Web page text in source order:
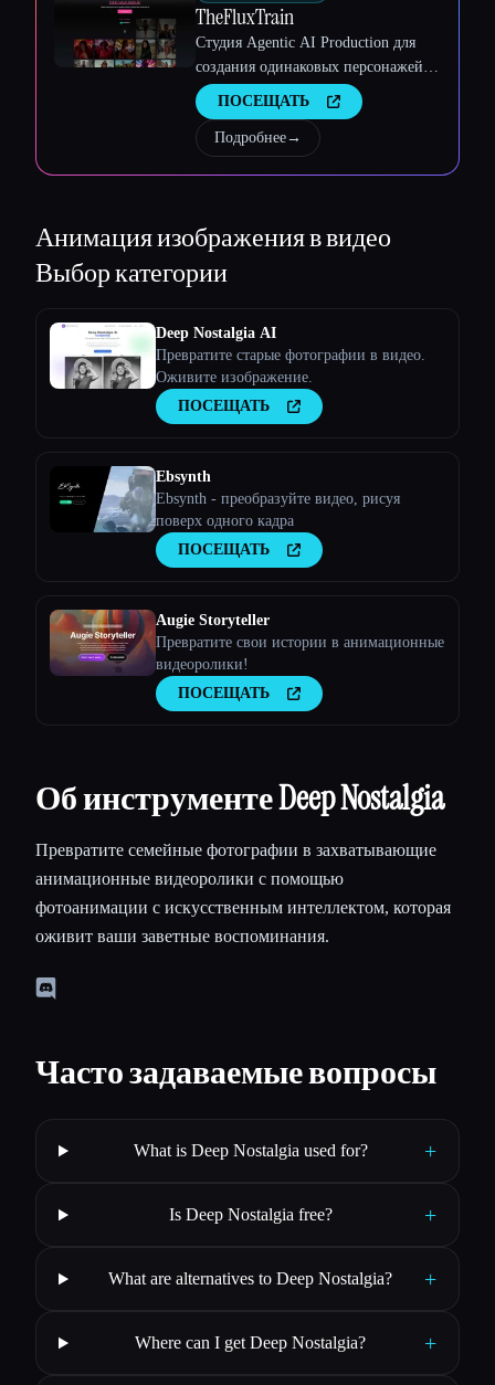
TheFluxTrain
Студия Agentic AI Production для
создания одинаковых персонажей,
рабочих процессов и видео
ПОСЕЩАТЬ
Подробнее→
Анимация изображения в видео
Выбор категории
Deep Nostalgia AI
Превратите старые фотографии в видео.
Оживите изображение.
ПОСЕЩАТЬ
Ebsynth
Ebsynth - преобразуйте видео, рисуя
поверх одного кадра
ПОСЕЩАТЬ
Augie Storyteller
Превратите свои истории в анимационные
видеоролики!
ПОСЕЩАТЬ
Об инструменте Deep Nostalgia
Превратите семейные фотографии в захватывающие
анимационные видеоролики с помощью
фотоанимации с искусственным интеллектом, которая
оживит ваши заветные воспоминания.
Часто задаваемые вопросы
What is Deep Nostalgia used for? +
Is Deep Nostalgia free? +
What are alternatives to Deep Nostalgia? +
Where can I get Deep Nostalgia? +